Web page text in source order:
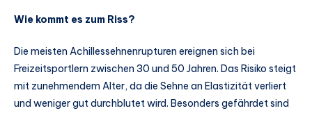
Wie kommt es zum Riss?
Die meisten Achillessehnenrupturen ereignen sich bei
Freizeitsportlern zwischen 30 und 50 Jahren. Das Risiko steigt
mit zunehmendem Alter, da die Sehne an Elastizität verliert
und weniger gut durchblutet wird. Besonders gefährdet sind